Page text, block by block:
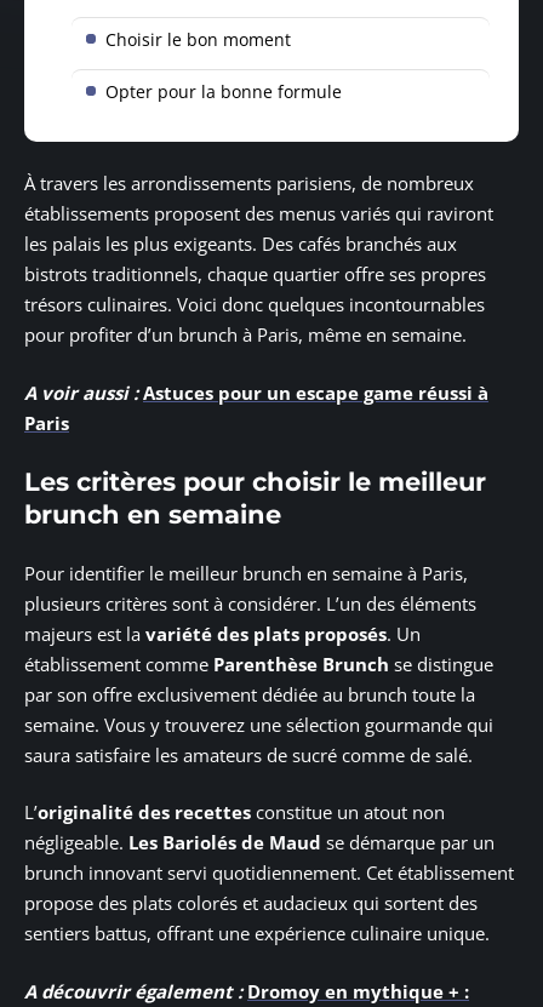
Choisir le bon moment
Opter pour la bonne formule
À travers les arrondissements parisiens, de nombreux
établissements proposent des menus variés qui raviront
les palais les plus exigeants. Des cafés branchés aux
bistrots traditionnels, chaque quartier offre ses propres
trésors culinaires. Voici donc quelques incontournables
pour profiter d’un brunch à Paris, même en semaine.
A voir aussi : Astuces pour un escape game réussi à
Paris
Les critères pour choisir le meilleur
brunch en semaine
Pour identifier le meilleur brunch en semaine à Paris,
plusieurs critères sont à considérer. L’un des éléments
majeurs est la variété des plats proposés. Un
établissement comme Parenthèse Brunch se distingue
par son offre exclusivement dédiée au brunch toute la
semaine. Vous y trouverez une sélection gourmande qui
saura satisfaire les amateurs de sucré comme de salé.
L’originalité des recettes constitue un atout non
négligeable. Les Bariolés de Maud se démarque par un
brunch innovant servi quotidiennement. Cet établissement
propose des plats colorés et audacieux qui sortent des
sentiers battus, offrant une expérience culinaire unique.
A découvrir également : Dromoy en mythique + :